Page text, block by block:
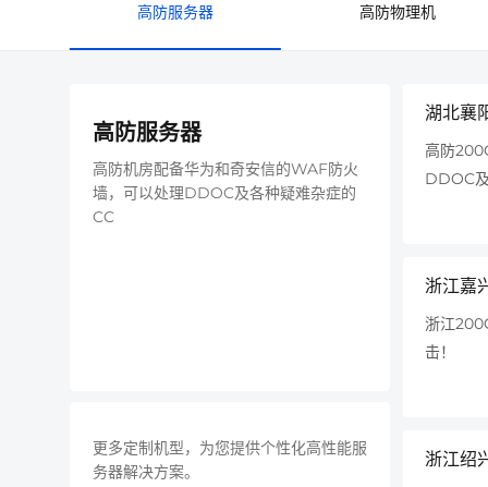
高防服务器 高防物理机
高防服务器
高防机房配备华为和奇安信的WAF防火
墙，可以处理DDOC及各种疑难杂症的
CC
更多定制机型，为您提供个性化高性能服
务器解决方案。
湖北襄
高防
DDOC
浙江嘉
浙江
击！
浙江绍